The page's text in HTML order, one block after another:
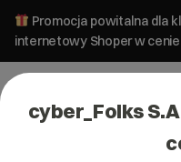
Promocja powitalna dla
internetowy Shoper w cenie
cyber_Folks